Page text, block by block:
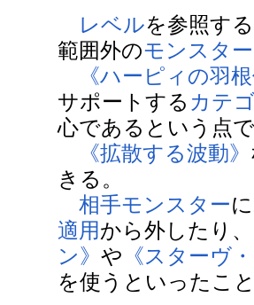
レベルを参照する
範囲外のモンスター
《ハーピィの羽
サポートする カテ
心であるという点
《拡散する波動》
きる。
相手モンスターに
適用から外したり、
ン》や 《スターヴ
を使うといったこ